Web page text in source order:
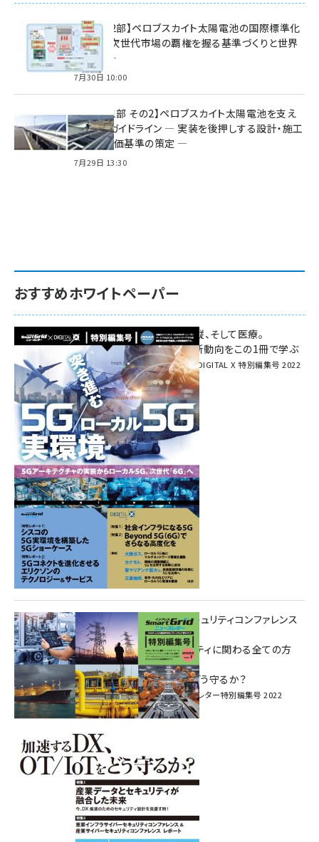
特集【第2部】ペロブスカイト太陽電池の国際標準化
戦略 ― 次世代市場の覇権を握る基準づくりと世界
の動向 ―
7月30日 10:00
特集【第1部 その2】ペロブスカイト太陽電池を支え
る2つのガイドライン ― 実装を後押しする設計・施工
方針と評価基準の策定 ―
7月29日 13:30
おすすめホワイトペーパー
環境対策、建機の遠隔操縦、そして医療。
次世代通信規格「5G」最新動向をこの1冊で学ぶ
SmartGrid ニューズレター × DIGITAL X 特別編集号 2022
Summer
重要インフラサイバーセキュリティコンファレンス
特別電子版！
― 産業サイバーセキュリティに関わる全ての方
へ！ ―
加速するDX、OT/IoTをどう守るか？
インプレス SmartGridニューズレター特別編集号 2022
Vol.1